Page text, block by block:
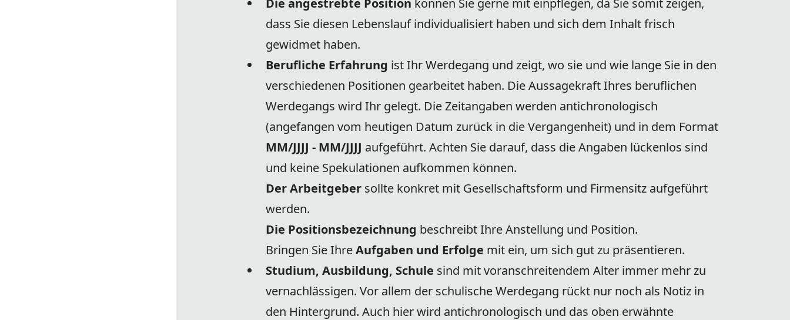
Die angestrebte Position können Sie gerne mit einpflegen, da Sie somit zeigen,
dass Sie diesen Lebenslauf individualisiert haben und sich dem Inhalt frisch
gewidmet haben.
Berufliche Erfahrung ist Ihr Werdegang und zeigt, wo sie und wie lange Sie in den
verschiedenen Positionen gearbeitet haben. Die Aussagekraft Ihres beruflichen
Werdegangs wird Ihr gelegt. Die Zeitangaben werden antichronologisch
(angefangen vom heutigen Datum zurück in die Vergangenheit) und in dem Format
MM/JJJJ - MM/JJJJ aufgeführt. Achten Sie darauf, dass die Angaben lückenlos sind
und keine Spekulationen aufkommen können.
Der Arbeitgeber sollte konkret mit Gesellschaftsform und Firmensitz aufgeführt
werden.
Die Positionsbezeichnung beschreibt Ihre Anstellung und Position.
Bringen Sie IhreAufgaben und Erfolge mit ein, um sich gut zu präsentieren.
Studium, Ausbildung, Schule sind mit voranschreitendem Alter immer mehr zu
vernachlässigen. Vor allem der schulische Werdegang rückt nur noch als Notiz in
den Hintergrund. Auch hier wird antichronologisch und das oben erwähnte